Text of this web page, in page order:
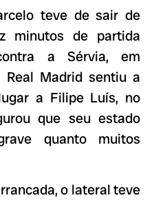
teve de sair de
minutos de partida
a Sérvia, em
Real Madrid sentiu a
a Filipe Luís, no
que seu estado
quanto muitos
o lateral teve